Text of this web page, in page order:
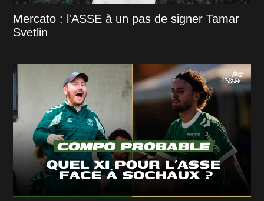
Mercato : l'ASSE à un pas de signer Tamar
Svetlin